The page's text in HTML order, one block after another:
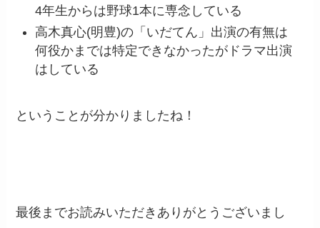
4年生からは野球1本に専念している
高木真心(明豊)の「いだてん」出演の有無は
何役かまでは特定できなかったがドラマ出演
はしている
ということが分かりましたね！
最後までお読みいただきありがとうございまし